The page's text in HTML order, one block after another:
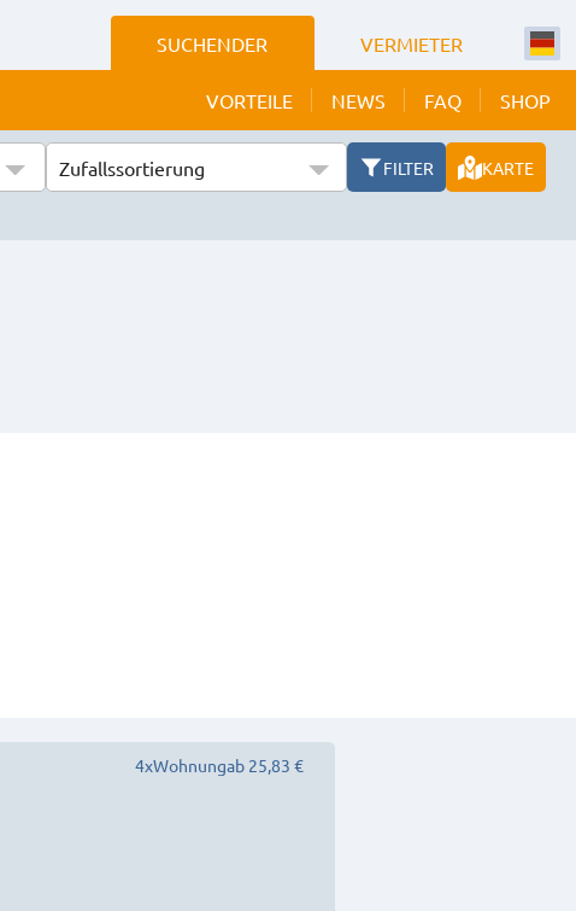
SUCHENDER VERMIETER
VORTEILE NEWS FAQ SHOP
Zufallssortierung FILTER
KARTE
4xWohnungab 25,83 €